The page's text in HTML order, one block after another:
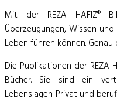
Mit der REZA HAFIZ®
Überzeugungen, Wissen
Leben führen können.
Die Publikationen der REZA
Bücher. Sie sind ein
Lebenslagen. Privat und